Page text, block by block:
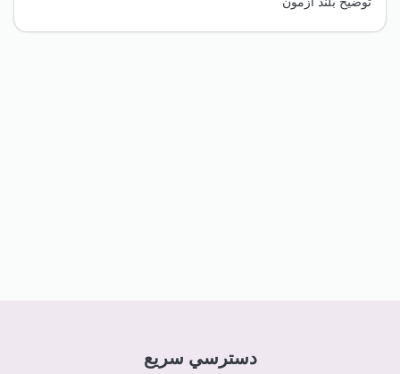
دسترسي سريع